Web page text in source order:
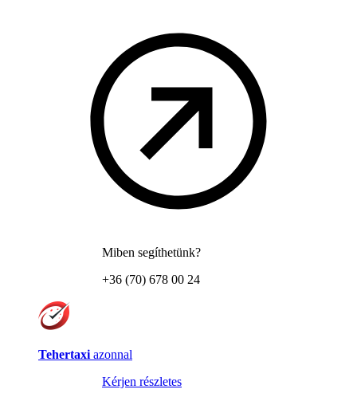
Miben segíthetünk?
+36 (70) 678 00 24
Tehertaxi azonnal
Kérjen részletes